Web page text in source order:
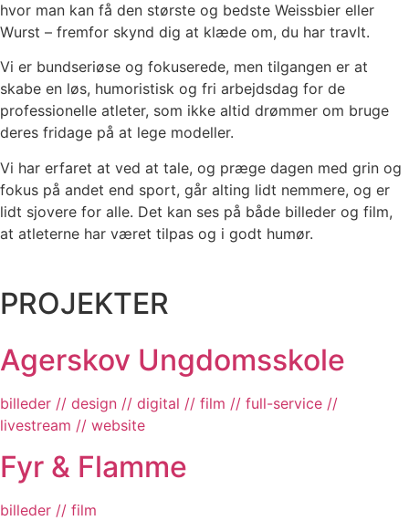
hvor man kan få den største og bedste Weissbier eller
Wurst – fremfor skynd dig at klæde om, du har travlt.
Vi er bundseriøse og fokuserede, men tilgangen er at
skabe en løs, humoristisk og fri arbejdsdag for de
professionelle atleter, som ikke altid drømmer om bruge
deres fridage på at lege modeller.
Vi har erfaret at ved at tale, og præge dagen med grin og
fokus på andet end sport, går alting lidt nemmere, og er
lidt sjovere for alle. Det kan ses på både billeder og film,
at atleterne har været tilpas og i godt humør.
PROJEKTER
Ager­skov­ Ungdoms­skole
billeder // design // digital // film // full-service //
livestream // website
Fyr & Flamme
billeder // film